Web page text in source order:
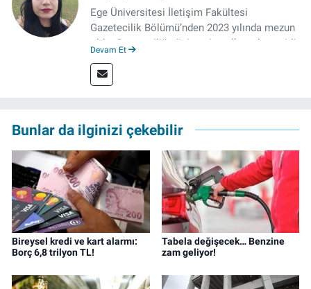
Ege Üniversitesi İletişim Fakültesi
Gazetecilik Bölümü’nden 2023 yılında mezun
oldu. Gazeteciliğe üniversite yıllarında çeşitli
Meslek hayatına 2023'te İzmir'de başlayan
gazeteci, halen izgazete.net’te editör olarak
Devam Et
Bunlar da ilginizi çekebilir
Bireysel kredi ve kart alarmı:
Borç 6,8 trilyon TL!
Tabela değişecek… Benzine
zam geliyor!